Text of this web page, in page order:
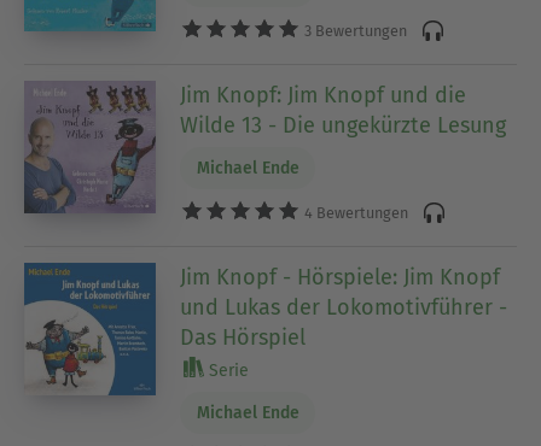
3 Bewertungen
Jim Knopf: Jim Knopf und die
Wilde 13 - Die ungekürzte Lesung
Michael Ende
4 Bewertungen
Jim Knopf - Hörspiele: Jim Knopf
und Lukas der Lokomotivführer -
Das Hörspiel
Serie
Michael Ende